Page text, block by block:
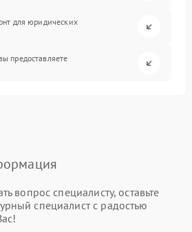
для юридических
предоставляете
вопрос специалисту, оставьте
специалист с радостью